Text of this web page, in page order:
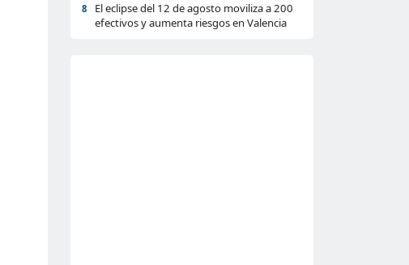
8
El eclipse del 12 de agosto moviliza a 200
efectivos y aumenta riesgos en Valencia